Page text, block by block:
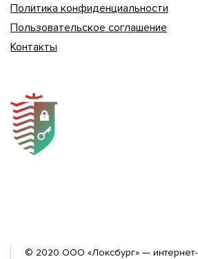
Политика конфиденциальности
Пользовательское соглашение
Контакты
© 2020 ООО «Локсбург» — интернет-